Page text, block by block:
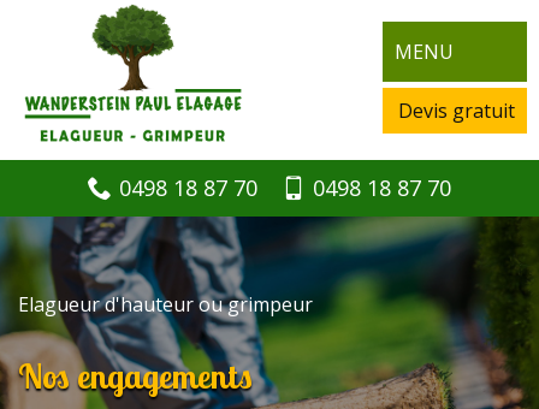
MENU
Devis gratuit
0498 18 87 70 0498 18 87 70
Elagueur d'hauteur ou grimpeur
Nos engagements